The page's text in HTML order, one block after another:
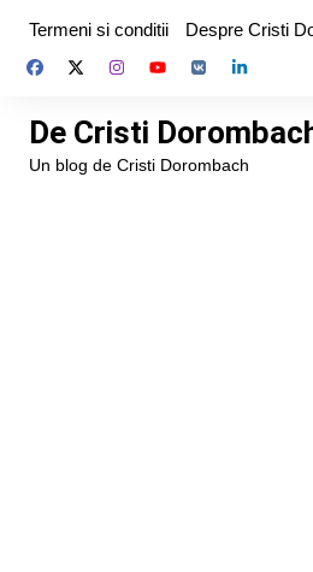
content
Termeni si conditii Despre Cristi
De Cristi
Un blog de Cristi Dorombach